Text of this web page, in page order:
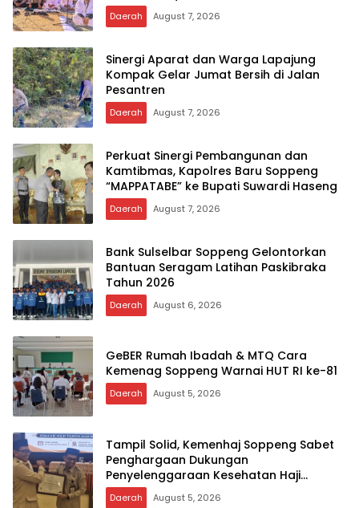
Daerah August 7, 2026
Sinergi Aparat dan Warga Lapajung
Kompak Gelar Jumat Bersih di Jalan
Pesantren
Daerah August 7, 2026
Perkuat Sinergi Pembangunan dan
Kamtibmas, Kapolres Baru Soppeng
“MAPPATABE” ke Bupati Suwardi Haseng
Daerah August 7, 2026
Bank Sulselbar Soppeng Gelontorkan
Bantuan Seragam Latihan Paskibraka
Tahun 2026
Daerah August 6, 2026
GeBER Rumah Ibadah & MTQ Cara
Kemenag Soppeng Warnai HUT RI ke-81
Daerah August 5, 2026
Tampil Solid, Kemenhaj Soppeng Sabet
Penghargaan Dukungan
Penyelenggaraan Kesehatan Haji
Terbaik
Daerah August 5, 2026